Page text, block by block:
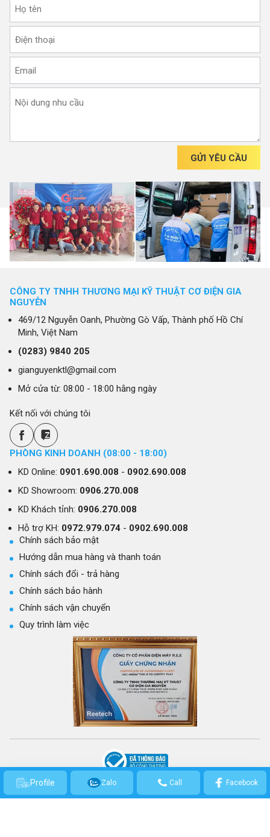
GỬI YÊU CẦU
CÔNG TY TNHH THƯƠNG MẠI KỸ THUẬT CƠ ĐIỆN GIA
NGUYỄN
469/12 Nguyễn Oanh, Phường Gò Vấp, Thành phố Hồ Chí
Minh, Việt Nam
(0283) 9840 205
gianguyenktl@gmail.com
Mở cửa từ: 08:00 - 18:00 hằng ngày
Kết nối với chúng tôi
PHÒNG KINH DOANH (08:00 - 18:00)
KD Online: 0901.690.008 - 0902.690.008
KD Showroom: 0906.270.008
KD Khách tỉnh: 0906.270.008
Hỗ trợ KH: 0972.979.074- 0902.690.008
Chính sách bảo mật
Hướng dẫn mua hàng và thanh toán
Chính sách đổi - trả hàng
Chính sách bảo hành
Chính sách vận chuyển
Quy trình làm việc
CÔNG TY TNHH THƯƠNG MẠI KỸ THUẬT CƠ ĐIỆN GIA NGUYỄN
GPKD số: 0314301569 - Cấp ngày 21/03/2017 bởi Sở Kế hoạch và Đầu Tư
TP.HCM.
Profile Zalo Call Facebook